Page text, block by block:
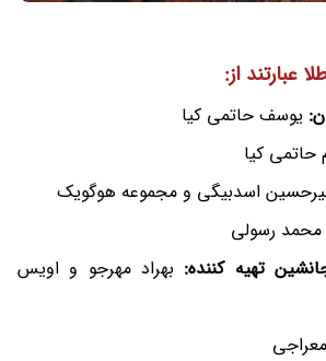
عبارتند از:
یوسف حاتمی کیا
حاتمی کیا
اسدبیگی و مجموعه هوگویک
محمد رسولی
تهیه کننده: بهراد مهرجو و اویس